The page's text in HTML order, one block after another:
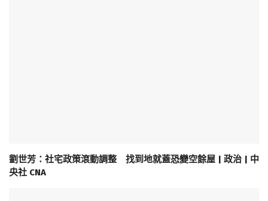
劉世芳：社宅政策滾動調整 找到地就蓋恐變空餘屋 | 政治 | 中
央社 CNA